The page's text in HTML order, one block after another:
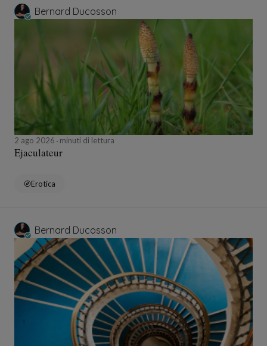
Bernard Ducosson
2 ago 2026 minuti di lettura
Ejaculateur
Erotica
Bernard Ducosson